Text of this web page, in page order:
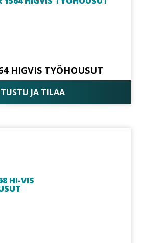
HIGVIS TYÖHOUSUT
JA TILAA